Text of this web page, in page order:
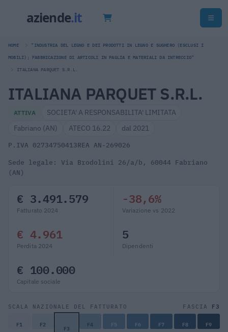
HOME "INDUSTRIA DEL LEGNO E DEI PRODOTTI IN LEGNO E SUGHERO (ESCLUSI I
MOBILI); FABBRICAZIONE DI ARTICOLI IN PAGLIA E MATERIALI DA INTRECCIO"
ITALIANA PARQUET S.R.L.
ITALIANA PARQUET S.R.L.
ATTIVA
SOCIETA' A RESPONSABILITA' LIMITATA
Fabriano (AN)
ATECO 16.22 dal 2021
P.IVA 02734750413REA AN-269026
Sede legale: Via Brodolini 26/a/b, 60044 Fabriano
(AN)
€ 3.491.579
Fatturato 2024
-38,6%
Variazione vs 2022
€ 4.961
Perdita 2024
5
Dipendenti
€ 100.000
Capitale sociale
SCALA NAZIONALE DEL FATTURATO FASCIA F3
F1 F2 F3 F4 F5 F6 F7 F8 F9